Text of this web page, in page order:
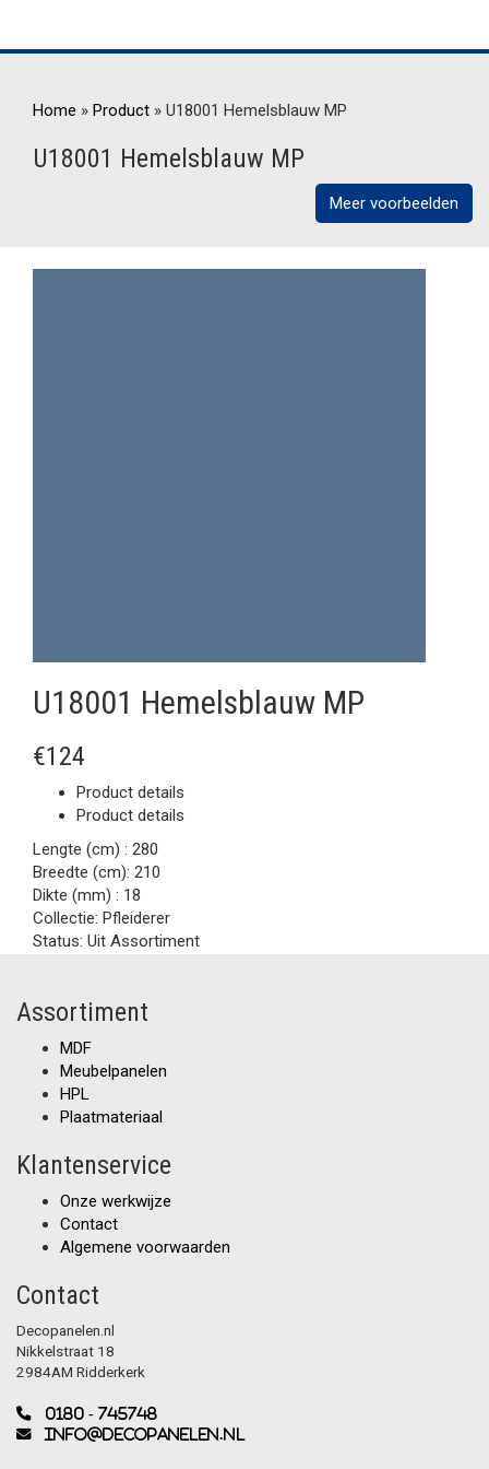
Home » Product » U18001 Hemelsblauw MP
U18001 Hemelsblauw MP
Meer voorbeelden
U18001 Hemelsblauw MP
€124
Product details
Product details
Lengte (cm) : 280
Breedte (cm): 210
Dikte (mm) : 18
Collectie: Pfleiderer
Status: Uit Assortiment
Assortiment
MDF
Meubelpanelen
HPL
Plaatmateriaal
Klantenservice
Onze werkwijze
Contact
Algemene voorwaarden
Contact
Decopanelen.nl
Nikkelstraat 18
2984AM Ridderkerk
0180 - 745748
info@decopanelen.nl